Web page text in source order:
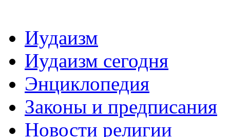
Иудаизм
Иудаизм сегодня
Энциклопедия
Законы и предписания
Новости религии